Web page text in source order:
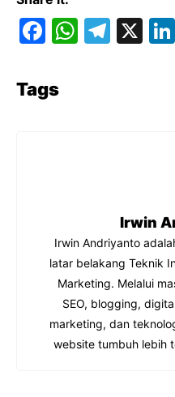
F
c
e
W T
X
Tags
Irwin
Irwin Andriyanto
latar belakang Teknik
Marketing. Melalui
SEO, blogging,
marketing, dan
website tumbuh lebih